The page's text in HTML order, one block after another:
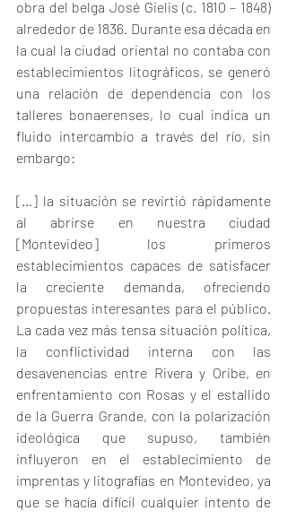
obra del belga José Gielis (c. 1810 – 1848)
alrededor de 1836. Durante esa década en
la cual la ciudad oriental no contaba con
establecimientos litográficos, se generó
una relación de dependencia con los
talleres bonaerenses, lo cual indica un
fluido intercambio a través del río, sin
embargo:
[…] la situación se revirtió rápidamente
al abrirse en nuestra ciudad
[Montevideo] los primeros
establecimientos capaces de satisfacer
la creciente demanda, ofreciendo
propuestas interesantes para el público.
La cada vez más tensa situación política,
la conflictividad interna con las
desavenencias entre Rivera y Oribe, en
enfrentamiento con Rosas y el estallido
de la Guerra Grande, con la polarización
ideológica que supuso, también
influyeron en el establecimiento de
imprentas y litografías en Montevideo, ya
que se hacía difícil cualquier intento de